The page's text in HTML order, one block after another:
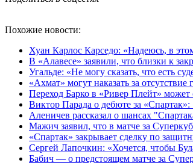
Похожие новости:
Хуан Карлос Карседо: «Надеюсь, в
В «Алавесе» заявили, что близки к
Угальде: «Не могу сказать, что есть
«Ахмат» могут наказать за
Переход Барко в «Ривер Плейт» может
Виктор Парада о дебюте за
Аленичев рассказал о шансах
Мажич заявил, что в матче за
«Спартак» закрывает сделку по
Сергей Лапочкин: «Хочется, чтобы
Бабич — о предстоящем матче за